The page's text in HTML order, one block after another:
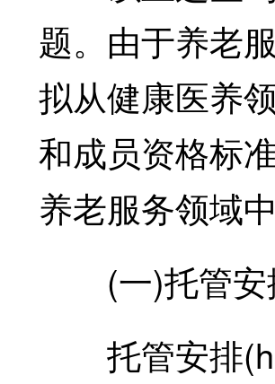
题。由于养老
拟从健康医养
和成员资格标
养老服务领域
(一)托管安
托管安排